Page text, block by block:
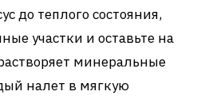
до теплого состояния,
участки и оставьте на
минеральные
налет в мягкую